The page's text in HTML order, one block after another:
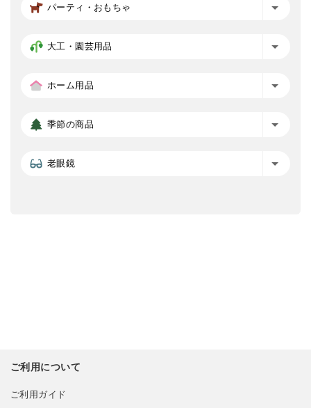
パーティ・おもちゃ
大工・園芸用品
ホーム用品
季節の商品
老眼鏡
ご利用について
ご利用ガイド